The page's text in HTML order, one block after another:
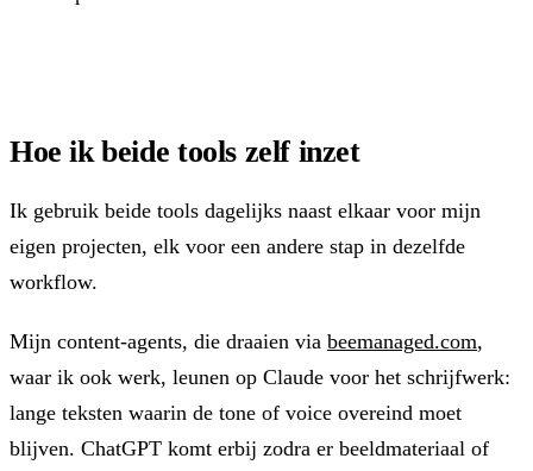
Hoe ik beide tools zelf inzet
Ik gebruik beide tools dagelijks naast elkaar voor mijn
eigen projecten, elk voor een andere stap in dezelfde
workflow.
Mijn content-agents, die draaien via beemanaged.com,
waar ik ook werk, leunen op Claude voor het schrijfwerk:
lange teksten waarin de tone of voice overeind moet
blijven. ChatGPT komt erbij zodra er beeldmateriaal of